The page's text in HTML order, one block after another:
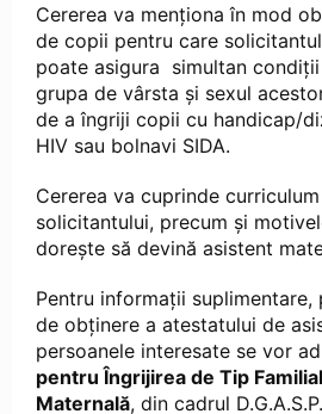
Cererea va menţiona în mod
de copii pentru care
poate asigura simultan
grupa de vârsta şi sexul
de a îngriji copii cu handicap/
HIV sau bolnavi SIDA.
Cererea va cuprinde
solicitantului, precum şi
doreşte să devină asistent
Pentru informații
de obținere a atestatului de
persoanele interesate se vor
pentru Îngrijirea de Tip
Maternală, din cadrul